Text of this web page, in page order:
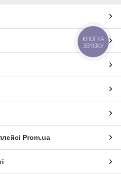
Prom.ua
КНОПКА
ЗВ'ЯЗКУ